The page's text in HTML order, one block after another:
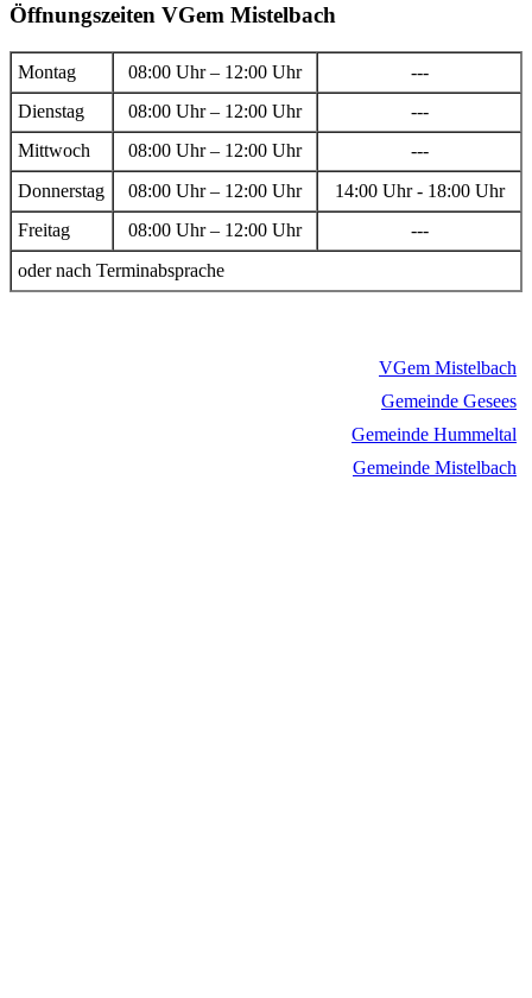
Öffnungszeiten VGem Mistelbach
Montag 08:00 Uhr – 12:00 Uhr
---
Dienstag
08:00 Uhr – 12:00 Uhr
---
Mittwoch
08:00 Uhr – 12:00 Uhr
---
Donnerstag
08:00 Uhr – 12:00 Uhr
14:00 Uhr - 18:00 Uhr
Freitag
08:00 Uhr – 12:00 Uhr
---
oder nach Terminabsprache
VGem Mistelbach
Gemeinde Gesees
Gemeinde Hummeltal
Gemeinde Mistelbach